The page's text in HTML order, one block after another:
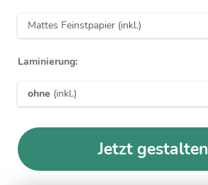
Mattes Feinstpapier (inkl.)
Laminierung:
ohne (inkl.)
Jetzt gestalten